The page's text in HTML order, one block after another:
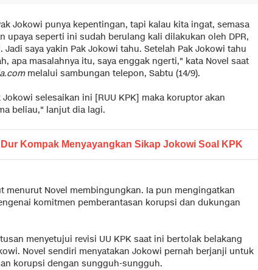
Jokowi punya kepentingan, tapi kalau kita ingat, semasa
upaya seperti ini sudah berulang kali dilakukan oleh DPR,
Jadi saya yakin Pak Jokowi tahu. Setelah Pak Jokowi tahu
apa masalahnya itu, saya enggak ngerti," kata Novel saat
melalui sambungan telepon, Sabtu (14/9).
selesaikan ini [RUU KPK] maka koruptor akan
beliau," lanjut dia lagi.
Kompak Menyayangkan Sikap Jokowi Soal KPK
menurut Novel membingungkan. Ia pun mengingatkan
komitmen pemberantasan korupsi dan dukungan
menyetujui revisi UU KPK saat ini bertolak belakang
Novel sendiri menyatakan Jokowi pernah berjanji untuk
korupsi dengan sungguh-sungguh.